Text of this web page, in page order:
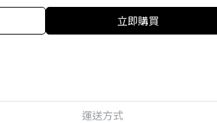
立即購買
運送方式